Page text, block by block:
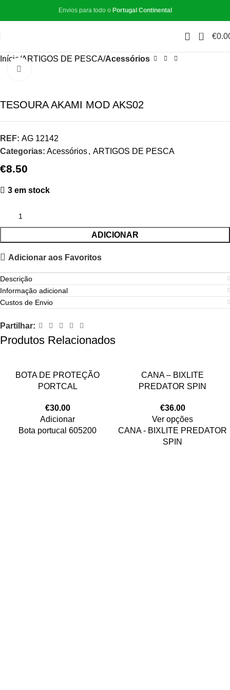
Envios para todo o Portugal Continental
0 €
Início ARTIGOS DE PESCA Acessórios
TESOURA AKAMI MOD AKS02
REF: AG 12142
Categorias: Acessórios, ARTIGOS DE PESCA
€8.50
3 em stock
ADICIONAR
Adicionar aos Favoritos
Descrição
Informação adicional
Custos de Envio
Partilhar:
Produtos Relacionados
BOTA DE PROTEÇÃO
PORTCAL
€30.00
Adicionar
Bota portucal 605200
CANA – BIXLITE
PREDATOR SPIN
€36.00
Ver opções
CANA - BIXLITE PREDATOR
SPIN